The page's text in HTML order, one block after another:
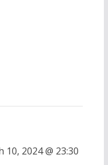
10, 2024 @ 23:30